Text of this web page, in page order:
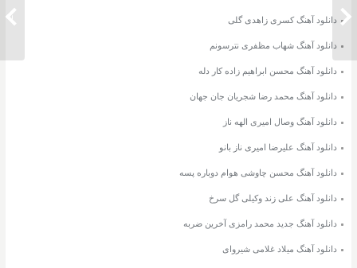
دانلود آهنگ علی زند وکیلی گل سرخ
دانلود آهنگ کسری زاهدی گلی
دانلود آهنگ شهاب مظفری نترسونم
دانلود آهنگ محسن ابراهیم زاده کار دله
دانلود آهنگ محمد رضا شجریان جان جهان
دانلود آهنگ وصال امیری الهه ناز
دانلود آهنگ علیرضا امیری ناز بانو
دانلود آهنگ محسن چاوشی هوام دوباره پسه
دانلود آهنگ علی زند وکیلی گل سرخ
دانلود آهنگ جدید محمد رامزی آخرین ضربه
دانلود آهنگ میلاد غلامی شیروای